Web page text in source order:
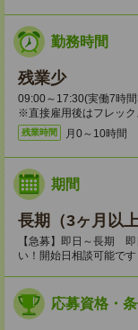
勤務時間
残業少
09:00～17:30(実働7時
※直接雇用後はフレック
残業時間 月0～10時間
期間
長期（3ヶ月以上
【急募】即日～長期
い！開始日相談可能です
応募資格・